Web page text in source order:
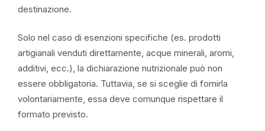
destinazione.
Solo nel caso di esenzioni specifiche (es. prodotti
artigianali venduti direttamente, acque minerali, aromi,
additivi, ecc.), la dichiarazione nutrizionale può non
essere obbligatoria. Tuttavia, se si sceglie di fornirla
volontariamente, essa deve comunque rispettare il
formato previsto.